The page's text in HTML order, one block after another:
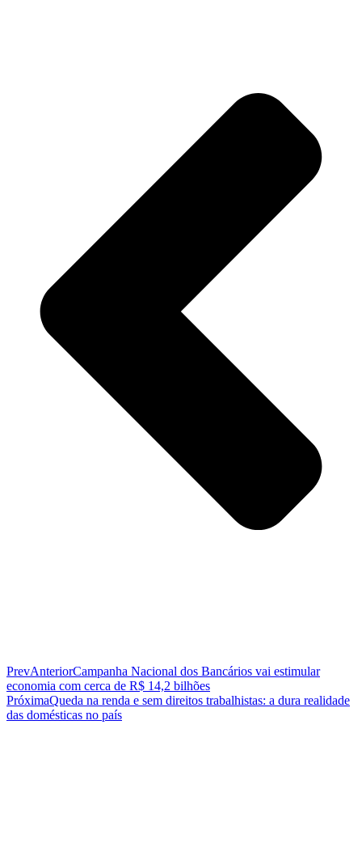
PrevAnteriorCampanha Nacional dos Bancários vai estimular
economia com cerca de R$ 14,2 bilhões
PróximaQueda na renda e sem direitos trabalhistas: a dura realidade
das domésticas no país